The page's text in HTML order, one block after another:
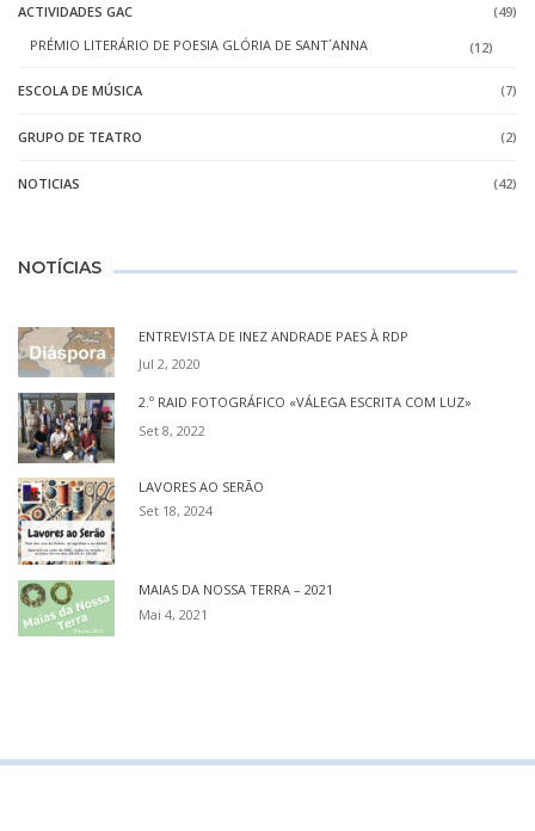
ACTIVIDADES GAC
(49)
PRÉMIO LITERÁRIO DE POESIA GLÓRIA DE SANT´ANNA
(12)
ESCOLA DE MÚSICA (7)
GRUPO DE TEATRO (2)
NOTICIAS (42)
NOTÍCIAS
ENTREVISTA DE INEZ ANDRADE PAES À RDP
Jul 2, 2020
2.º RAID FOTOGRÁFICO «VÁLEGA ESCRITA COM LUZ»
Set 8, 2022
LAVORES AO SERÃO
Set 18, 2024
MAIAS DA NOSSA TERRA – 2021
Mai 4, 2021